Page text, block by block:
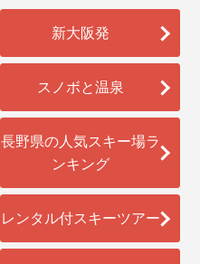
新大阪発
スノボと温泉
長野県の人気スキー場ラ
ンキング
レンタル付スキーツアー